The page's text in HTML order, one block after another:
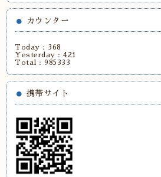
カウンター
Today : 368
Yesterday :421
Total :985333
携帯サイト